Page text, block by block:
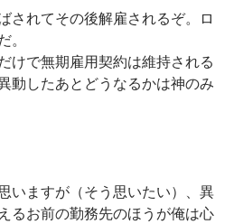
されてその後解雇されるぞ。ロ
。
けで無期雇用契約は維持される
動したあとどうなるかは神のみ
いますが（そう思いたい）、異
るお前の勤務先のほうが俺は心